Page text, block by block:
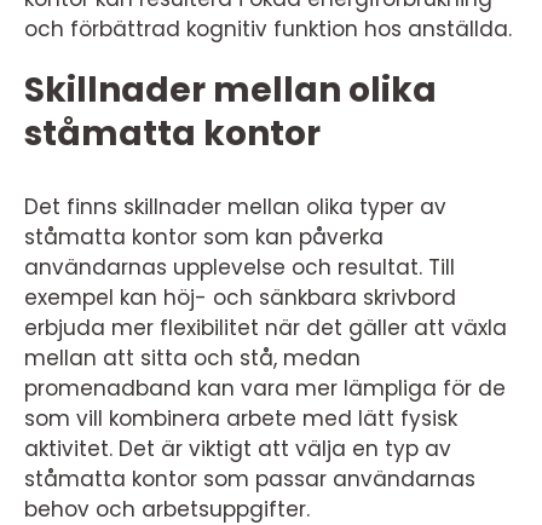
och förbättrad kognitiv funktion hos anställda.
Skillnader mellan olika
ståmatta kontor
Det finns skillnader mellan olika typer av
ståmatta kontor som kan påverka
användarnas upplevelse och resultat. Till
exempel kan höj- och sänkbara skrivbord
erbjuda mer flexibilitet när det gäller att växla
mellan att sitta och stå, medan
promenadband kan vara mer lämpliga för de
som vill kombinera arbete med lätt fysisk
aktivitet. Det är viktigt att välja en typ av
ståmatta kontor som passar användarnas
behov och arbetsuppgifter.